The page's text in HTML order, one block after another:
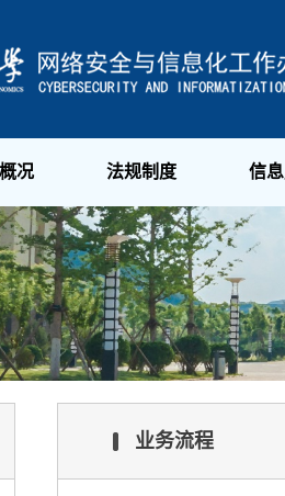
况 法规制度 信
业务流程